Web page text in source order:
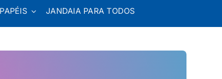
PAPÉIS JANDAIA PARA TODOS